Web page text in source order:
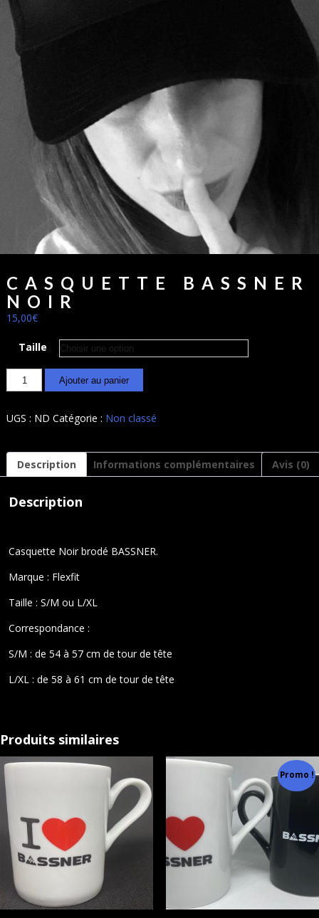
CASQUETTE BASSNER
NOIR
15,00€
Taille
Ajouter au panier
UGS : ND Catégorie : Non classé
Description Informations complémentaires Avis (0)
Description
Casquette Noir brodé BASSNER.
Marque : Flexfit
Taille : S/M ou L/XL
Correspondance :
S/M : de 54 à 57 cm de tour de tête
L/XL : de 58 à 61 cm de tour de tête
Produits similaires
Promo !